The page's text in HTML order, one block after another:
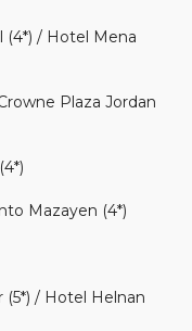
(4*) / Hotel Mena
Plaza Jordan
Mazayen (4*)
(5*) / Hotel Helnan